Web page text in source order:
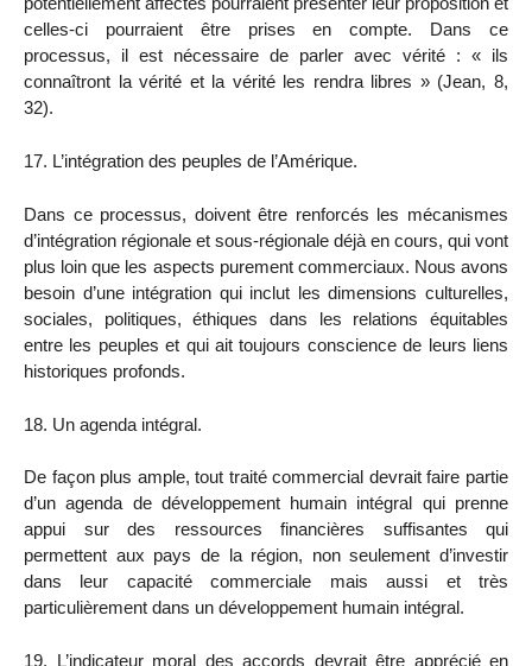
celles-ci pourraient être prises en compte. Dans ce
processus, il est nécessaire de parler avec vérité : « ils
connaîtront la vérité et la vérité les rendra libres » (Jean, 8,
32).
17. L’intégration des peuples de l’Amérique.
Dans ce processus, doivent être renforcés les mécanismes
d’intégration régionale et sous-régionale déjà en cours, qui vont
plus loin que les aspects purement commerciaux. Nous avons
besoin d’une intégration qui inclut les dimensions culturelles,
sociales, politiques, éthiques dans les relations équitables
entre les peuples et qui ait toujours conscience de leurs liens
historiques profonds.
18. Un agenda intégral.
De façon plus ample, tout traité commercial devrait faire partie
d’un agenda de développement humain intégral qui prenne
appui sur des ressources financières suffisantes qui
permettent aux pays de la région, non seulement d’investir
dans leur capacité commerciale mais aussi et très
particulièrement dans un développement humain intégral.
19. L’indicateur moral des accords devrait être apprécié en